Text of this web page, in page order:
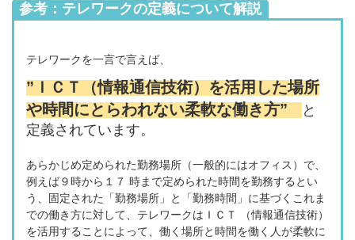
参考：テレワークの定義について解説
テレワークを一言で言えば、
”ＩＣＴ（情報通信技術）を活用した場所
や時間にとらわれない柔軟な働き方”
と
定義されています。
あらかじめ定められた勤務場所（一般的にはオフィス）で、
例えば９時から１７ 時まで定められた時間を勤務するとい
う、固定された「勤務場所」と「勤務時間」に基づくこれま
での働き方に対して、テレワークはＩＣＴ （情報通信技術）
を活用することによって、働く場所と時間を働く人が柔軟に